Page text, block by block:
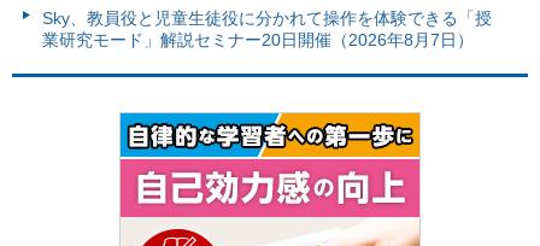
Sky、教員役と児童生徒役に分かれて操作を体験できる「授
業研究モード」解説セミナー20日開催（2026年8月7日）